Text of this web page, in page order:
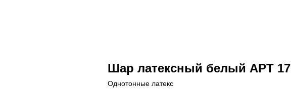
Шар латексный белый АРТ 17
Однотонные латекс